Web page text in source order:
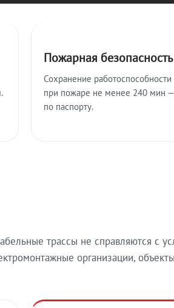
Пожарная безопасность
Сохранение работоспособности
при пожаре не менее 240 мин —
по паспорту.
трассы не справляются с
организации,